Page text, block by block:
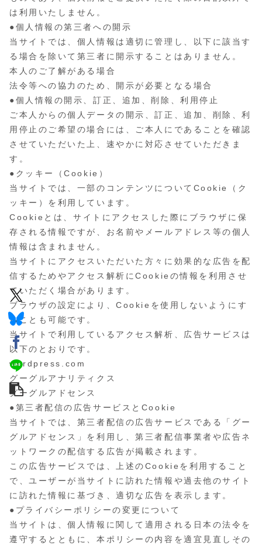
は利用いたしません。
●個人情報の第三者への開示
当サイトでは、個人情報は適切に管理し、以下に該当す
る場合を除いて第三者に開示することはありません。
本人のご了解がある場合
法令等への協力のため、開示が必要となる場合
●個人情報の開示、訂正、追加、削除、利用停止
ご本人からの個人データの開示、訂正、追加、削除、利
用停止のご希望の場合には、ご本人にであることを確認
させていただいた上、速やかに対応させていただきま
す。
●クッキー（Cookie）
当サイトでは、一部のコンテンツについてCookie（ク
ッキー）を利用しています。
Cookieとは、サイトにアクセスした際にブラウザに保
存される情報ですが、お名前やメールアドレス等の個人
情報は含まれません。
当サイトにアクセスいただいた方々に効果的な広告を配
信するためやアクセス解析にCookieの情報を利用させ
ていただく場合があります。
ブラウザの設定により、Cookieを使用しないようにす
ることも可能です。
当サイトで利用しているアクセス解析、広告サービスは
以下のとおりです。
wordpress.com
グーグルアナリティクス
グーグルアドセンス
●第三者配信の広告サービスとCookie
当サイトでは、第三者配信の広告サービスである「グー
グルアドセンス」を利用し、第三者配信事業者や広告ネ
ットワークの配信する広告が掲載されます。
この広告サービスでは、上述のCookieを利用すること
で、ユーザーが当サイトに訪れた情報や過去他のサイト
に訪れた情報に基づき、適切な広告を表示します。
●プライバシーポリシーの変更について
当サイトは、個人情報に関して適用される日本の法令を
遵守するとともに、本ポリシーの内容を適宜見直しその